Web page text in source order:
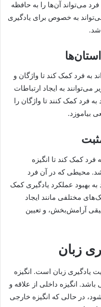
می‌تواند آن‌ها را به حافظه
به خصوص برای یادگیری
به فرد کمک کند تا واژگان و
می‌توانند به ایجاد ارتباطات
فرد کمک کنند تا واژگان را
بیاموزد.
فرد کمک کند تا انگیزه
محیطی که در آن فرد
به بهبود عملکرد یادگیری کمک
مختلفی مانند ایجاد
آرامش‌بخش، و تعیین
زبان
یادگیری زبان است. انگیزه
انگیزه داخلی از علاقه و
در حالی که انگیزه خارجی